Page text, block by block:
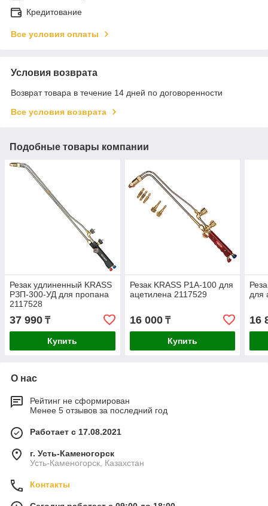
Кредитование
Все условия оплаты
Условия возврата
Возврат товара в течение 14 дней по договоренности
Все условия возврата
Подобные товары компании
Резак удлиненный KRASS
РЗП-300-УД для пропана
2117528
37 990 ₸
Купить
Резак KRASS P1A-100 для
ацетилена 2117529
16 000₸
Купить
для
16
О нас
Рейтинг не сформирован
Менее 5 отзывов за последний год
Работает с 17.08.2021
г. Усть-Каменогорск
Усть-Каменогорск, Казахстан
Контакты